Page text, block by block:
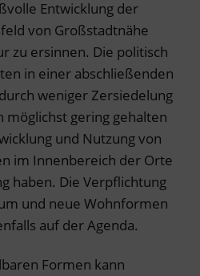
Entwicklung der
von Großstadtnähe
zu ersinnen. Die politisch
in einer abschließenden
weniger Zersiedelung
möglichst gering gehalten
und Nutzung von
im Innenbereich der Orte
haben. Die Verpflichtung
und neue Wohnformen
auf der Agenda.
Formen kann